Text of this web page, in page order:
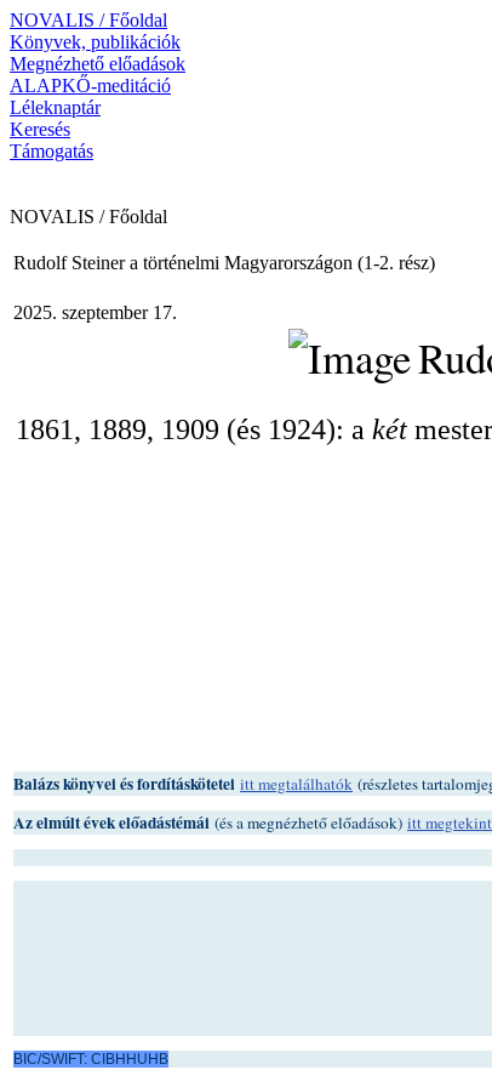
NOVALIS / Főoldal
Könyvek, publikációk
Megnézhető előadások
ALAPKŐ-meditáció
Léleknaptár
Keresés
Támogatás
NOVALIS / Főoldal
Rudolf Steiner a történelmi Magyarországon (1-2. rész)
2025. szeptember 17.
1861, 1889, 1909 (és 1924): a két
Balázs könyvei és fordításkötetei itt megtalálhatók (részletes
Az elmúlt évek előadástémái (és a megnézhető előadások) itt
BIC/SWIFT: CIBHHUHB